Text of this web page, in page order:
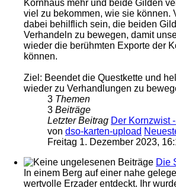
Kornhaus mehr und beide Gilden
viel zu bekommen, wie sie können.
dabei behilflich sein, die beiden
Verhandeln zu bewegen, damit
wieder die berühmten Exporte der
können.
Ziel: Beendet die Questkette und
wieder zu Verhandlungen zu
3 Themen
3 Beiträge
Letzter Beitrag Der Kornzwist
von dso-karten-upload
Freitag 1. Dezember 2023,
Die
In einem Berg auf einer nahe
wertvolle Erzader entdeckt. Ihr